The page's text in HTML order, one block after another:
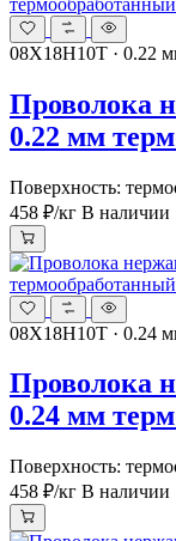
08Х18Н10Т · 0.22
Проволока
0.22 мм
Поверхность:
458 ₽/кг В наличии
08Х18Н10Т · 0.24
Проволока
0.24 мм
Поверхность:
458 ₽/кг В наличии